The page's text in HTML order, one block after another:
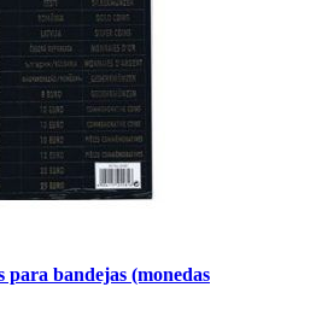
bandejas (monedas